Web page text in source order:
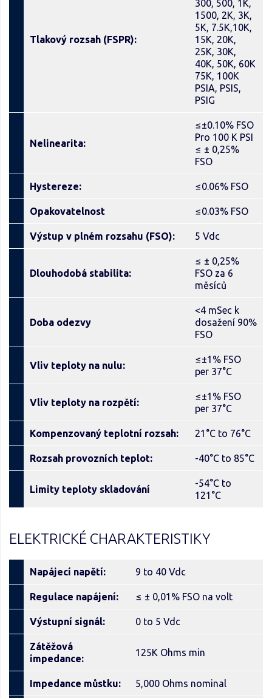
Tlakový rozsah (FSPR):
300, 500, 1K,
1500, 2K, 3K,
5K, 7.5K,10K,
15K, 20K,
25K, 30K,
40K, 50K, 60K
75K, 100K
PSIA, PSIS,
PSIG
Nelinearita:
≤±0.10% FSO
Pro 100 K PSI
≤ ± 0,25%
FSO
Hystereze: ≤0.06% FSO
Opakovatelnost ≤0.03% FSO
Výstup v plném rozsahu (FSO): 5 Vdc
Dlouhodobá stabilita:
≤ ± 0,25%
FSO za 6
měsíců
Doba odezvy
<4 mSec k
dosažení 90%
FSO
Vliv teploty na nulu:
≤±1% FSO
per 37°C
Vliv teploty na rozpětí:
≤±1% FSO
per 37°C
Kompenzovaný teplotní rozsah: 21°C to 76°C
Rozsah provozních teplot: -40°C to 85°C
Limity teploty skladování
-54°C to
121°C
ELEKTRICKÉ CHARAKTERISTIKY
Napájecí napětí: 9 to 40 Vdc
Regulace napájení: ≤ ± 0,01% FSO na volt
Výstupní signál: 0 to 5 Vdc
Zátěžová
impedance:
125K Ohms min
Impedance můstku: 5,000 Ohms nominal